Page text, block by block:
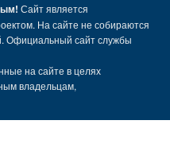
Сайт является
На сайте не собираются
Официальный сайт службы
на сайте в целях
владельцам,